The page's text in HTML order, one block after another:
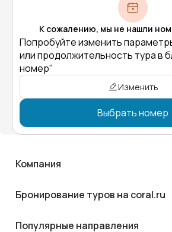
К сожалению, мы не нашли
Попробуйте изменить
или продолжительность тура в
номер"
Изменить
Выбрать номер
Компания
Бронирование туров на coral.ru
Популярные направления